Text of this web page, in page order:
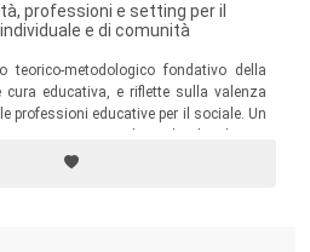
professioni e setting per il
e di comunità
teorico-metodologico fondativo della
cura educativa, e riflette sulla valenza
professioni educative per il sociale. Un
dirigenti dei servizi, nonché
a diverso titolo, operano nei contesti